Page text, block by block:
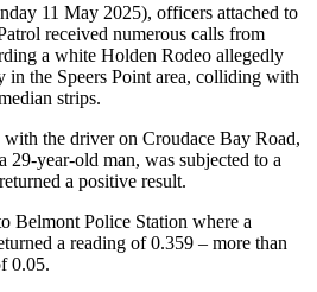
11 May 2025), officers attached to
received numerous calls from
a white Holden Rodeo allegedly
in the Speers Point area, colliding with
strips.
with the driver on Croudace Bay Road,
29-year-old man, was subjected to a
a positive result.
Belmont Police Station where a
a reading of 0.359 – more than
0.05.